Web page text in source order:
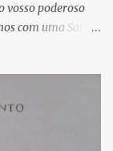
vosso poderoso
com uma Salve
olhos
mostrai-nos
ó piedosa, ó